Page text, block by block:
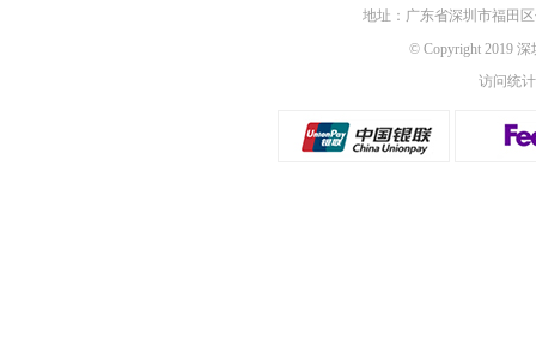
地址：广东省深圳市福田
© Copyright 2019
访问统